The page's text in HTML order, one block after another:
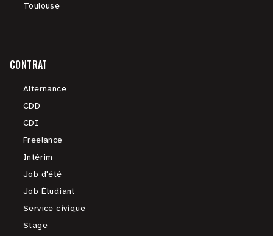
Toulouse
CONTRAT
Alternance
CDD
CDI
Freelance
Intérim
Job d'été
Job Étudiant
Service civique
Stage